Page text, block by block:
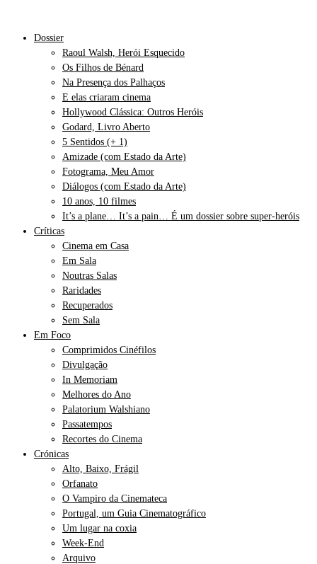
Dossier
Raoul Walsh, Herói Esquecido
Os Filhos de Bénard
Na Presença dos Palhaços
E elas criaram cinema
Hollywood Clássica: Outros Heróis
Godard, Livro Aberto
5 Sentidos (+ 1)
Amizade (com Estado da Arte)
Fotograma, Meu Amor
Diálogos (com Estado da Arte)
10 anos, 10 filmes
It’s a plane… It’s a pain… É um dossier sobre super-heróis
Críticas
Cinema em Casa
Em Sala
Noutras Salas
Raridades
Recuperados
Sem Sala
Em Foco
Comprimidos Cinéfilos
Divulgação
In Memoriam
Melhores do Ano
Palatorium Walshiano
Passatempos
Recortes do Cinema
Crónicas
Alto, Baixo, Frágil
Orfanato
O Vampiro da Cinemateca
Portugal, um Guia Cinematográfico
Um lugar na coxia
Week-End
Arquivo